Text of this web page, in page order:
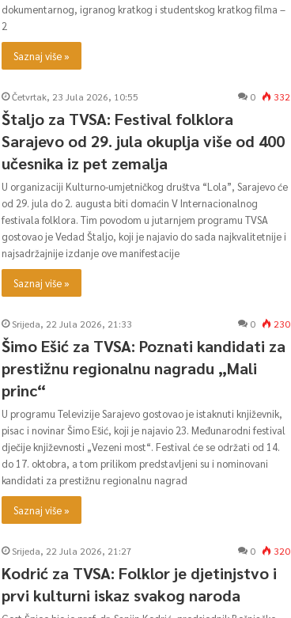
dokumentarnog, igranog kratkog i studentskog kratkog filma –
2
Saznaj više »
Četvrtak, 23 Jula 2026, 10:55 0 332
Štaljo za TVSA: Festival folklora
Sarajevo od 29. jula okuplja više od 400
učesnika iz pet zemalja
U organizaciji Kulturno-umjetničkog društva “Lola”, Sarajevo će
od 29. jula do 2. augusta biti domaćin V Internacionalnog
festivala folklora. Tim povodom u jutarnjem programu TVSA
gostovao je Vedad Štaljo, koji je najavio do sada najkvalitetnije i
najsadržajnije izdanje ove manifestacije
Saznaj više »
Srijeda, 22 Jula 2026, 21:33 0 230
Šimo Ešić za TVSA: Poznati kandidati za
prestižnu regionalnu nagradu „Mali
princ“
U programu Televizije Sarajevo gostovao je istaknuti književnik,
pisac i novinar Šimo Ešić, koji je najavio 23. Međunarodni festival
dječije književnosti „Vezeni most“. Festival će se održati od 14.
do 17. oktobra, a tom prilikom predstavljeni su i nominovani
kandidati za prestižnu regionalnu nagrad
Saznaj više »
Srijeda, 22 Jula 2026, 21:27 0 320
Kodrić za TVSA: Folklor je djetinjstvo i
prvi kulturni iskaz svakog naroda